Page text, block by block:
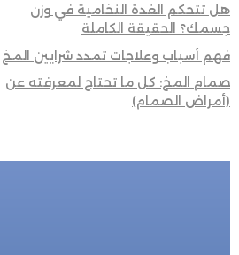
هل تتحكم الغدة النخامية في وزن
جسمك؟ الحقيقة الكاملة
فهم أسباب وعلاجات تمدد شرايين المخ
صمام المخ: كل ما تحتاج لمعرفته عن
(أمراض الصمام)